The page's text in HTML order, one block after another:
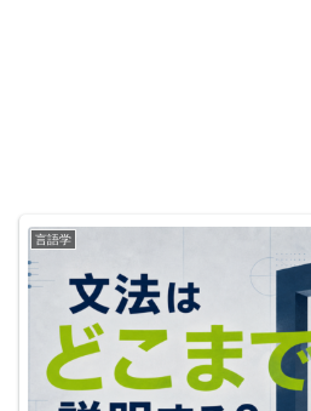
言語学